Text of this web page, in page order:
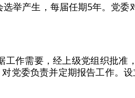
举产生，每届任期5年。党
作需要，经上级党组织批准
党委负责并定期报告工作。